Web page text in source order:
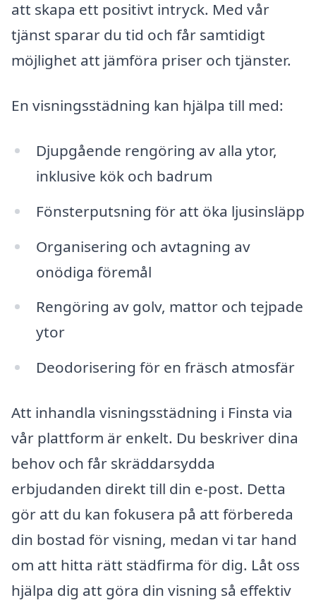
att skapa ett positivt intryck. Med vår
tjänst sparar du tid och får samtidigt
möjlighet att jämföra priser och tjänster.
En visningsstädning kan hjälpa till med:
Djupgående rengöring av alla ytor,
inklusive kök och badrum
Fönsterputsning för att öka ljusinsläpp
Organisering och avtagning av
onödiga föremål
Rengöring av golv, mattor och tejpade
ytor
Deodorisering för en fräsch atmosfär
Att inhandla visningsstädning i Finsta via
vår plattform är enkelt. Du beskriver dina
behov och får skräddarsydda
erbjudanden direkt till din e-post. Detta
gör att du kan fokusera på att förbereda
din bostad för visning, medan vi tar hand
om att hitta rätt städfirma för dig. Låt oss
hjälpa dig att göra din visning så effektiv